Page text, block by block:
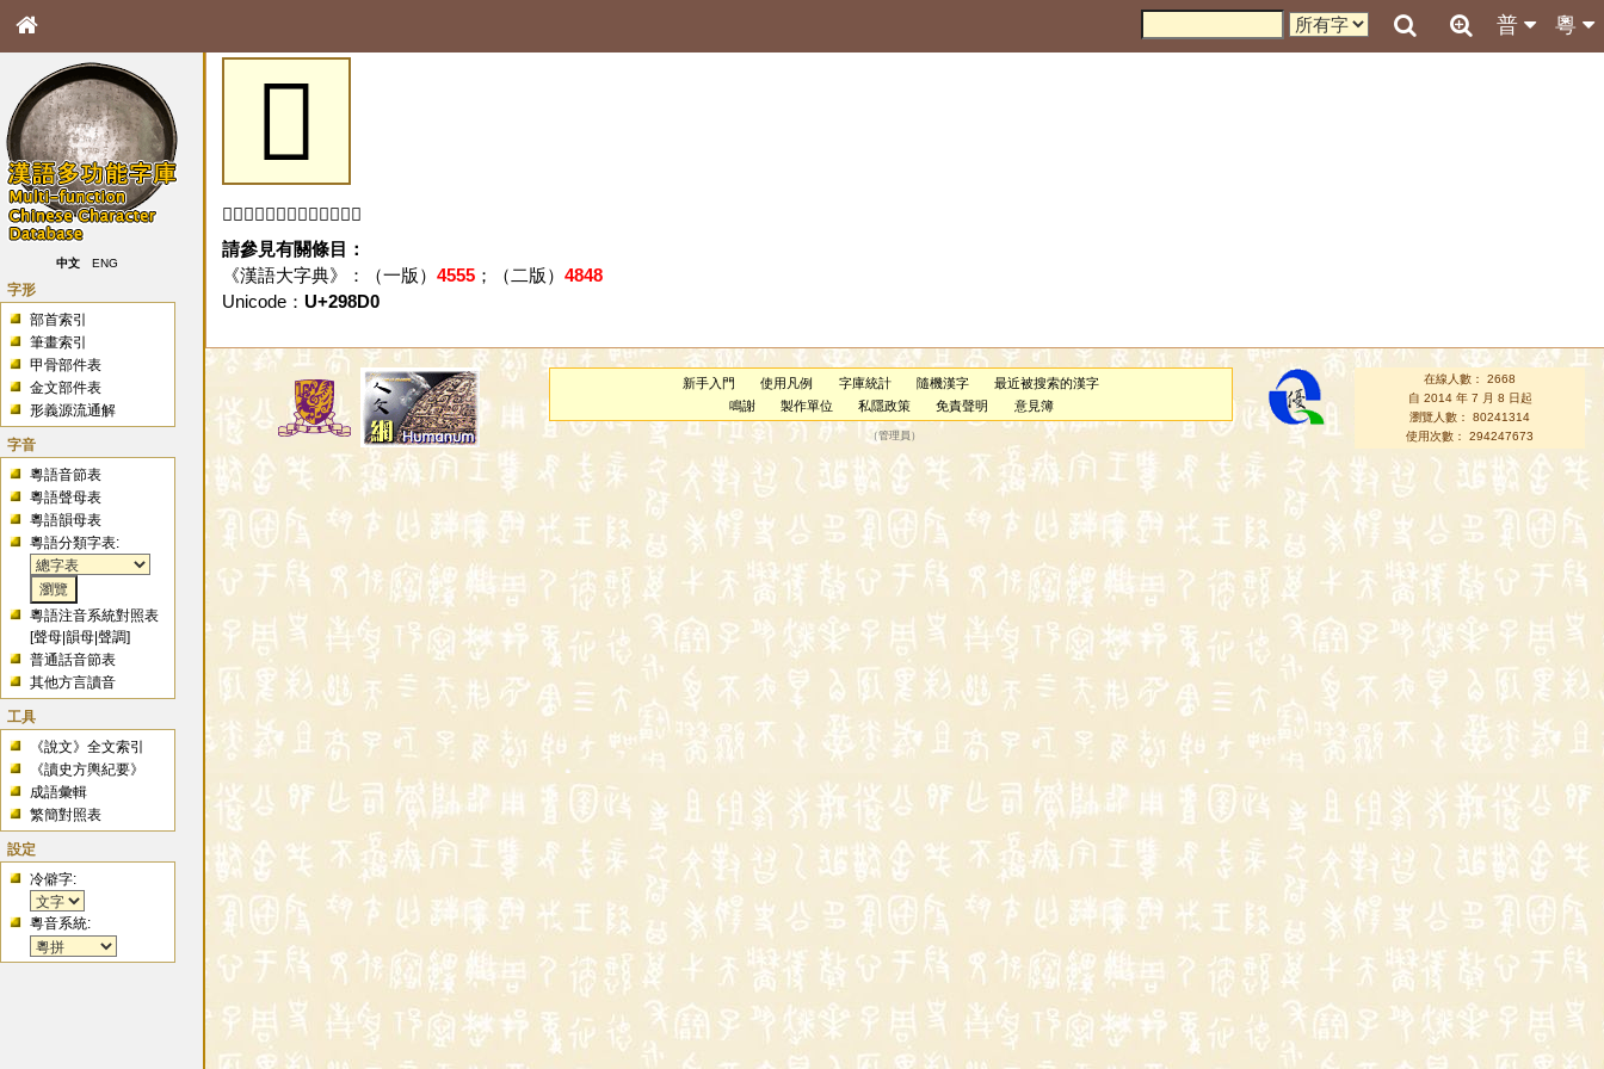
粵
普
中文 ENG
字形
部首索引
筆畫索引
甲骨部件表
金文部件表
形義源流通解
字音
粵語音節表
粵語聲母表
粵語韻母表
粵語分類字表:
粵語注音系統對照表
[聲母 |韻母 |聲調]
普通話音節表
其他方言讀音
工具
《說文》全文索引
《讀史方輿紀要》
成語彙輯
繁簡對照表
設定
冷僻字:
粵音系統:
𩣐
「𩣐」字未收錄於本資料庫。
請參見有關條目：
《漢語大字典》：（一版） 4555；（二版） 4848
Unicode： U+298D0
新手入門 使用凡例 字庫統計 隨機漢字
最近被搜索的漢字
鳴謝
製作單位 私隱政策 免責聲明 意見簿
（管理員 ）
在線人數： 2668
自 2014 年 7 月 8 日起
瀏覽人數： 80241314
使用次數： 294247673